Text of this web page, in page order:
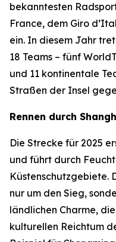
bekanntesten
France, dem Giro
ein. In diesem Jahr
18 Teams – fünf
und 11 kontinentale
Straßen der Insel
Rennen durch
Die Strecke für 2025
und führt durch
Küstenschutzgebiete.
nur um den Sieg,
ländlichen Charme,
kulturellen Reichtum